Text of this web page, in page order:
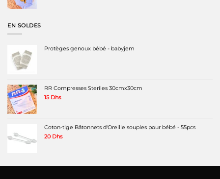
EN SOLDES
Protèges genoux bébé - babyjem
RR Compresses Steriles 30cmx30cm
15 Dhs
Coton-tige Bâtonnets d'Oreille souples pour bébé - 55pcs
20 Dhs